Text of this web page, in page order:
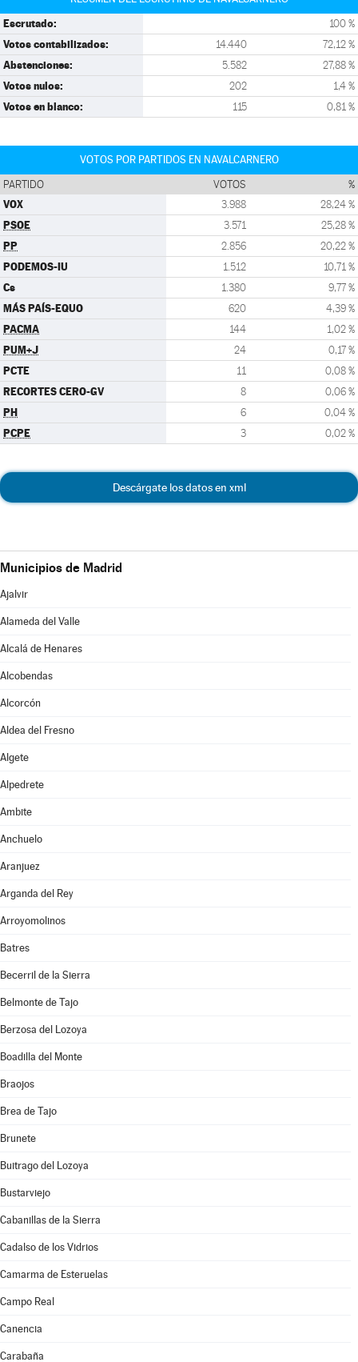
Escrutado: 100 %
Votos contabilizados: 14.440 72,12 %
Abstenciones: 5.582 27,88 %
Votos nulos: 202 1,4 %
Votos en blanco: 115 0,81 %
VOTOS POR PARTIDOS EN NAVALCARNERO
PARTIDO VOTOS %
VOX 3.988 28,24 %
PSOE 3.571 25,28 %
PP 2.856 20,22 %
PODEMOS-IU 1.512 10,71 %
Cs 1.380 9,77 %
MÁS PAÍS-EQUO 620 4,39 %
PACMA 144 1,02 %
PUM+J 24 0,17 %
PCTE 11 0,08 %
RECORTES CERO-GV 8 0,06 %
PH 6 0,04 %
PCPE 3 0,02 %
Descárgate los datos en xml
Municipios de Madrid
Ajalvir
Alameda del Valle
Alcalá de Henares
Alcobendas
Alcorcón
Aldea del Fresno
Algete
Alpedrete
Ambite
Anchuelo
Aranjuez
Arganda del Rey
Arroyomolinos
Batres
Becerril de la Sierra
Belmonte de Tajo
Berzosa del Lozoya
Boadilla del Monte
Braojos
Brea de Tajo
Brunete
Buitrago del Lozoya
Bustarviejo
Cabanillas de la Sierra
Cadalso de los Vidrios
Camarma de Esteruelas
Campo Real
Canencia
Carabaña